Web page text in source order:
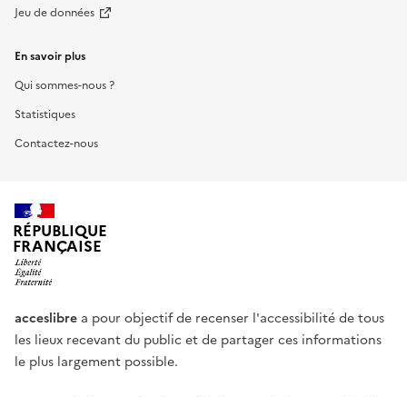
Jeu de données
En savoir plus
Qui sommes-nous ?
Statistiques
Contactez-nous
RÉPUBLIQUE
FRANÇAISE
acceslibre a pour objectif de recenser l'accessibilité de tous
les lieux recevant du public et de partager ces informations
le plus largement possible.